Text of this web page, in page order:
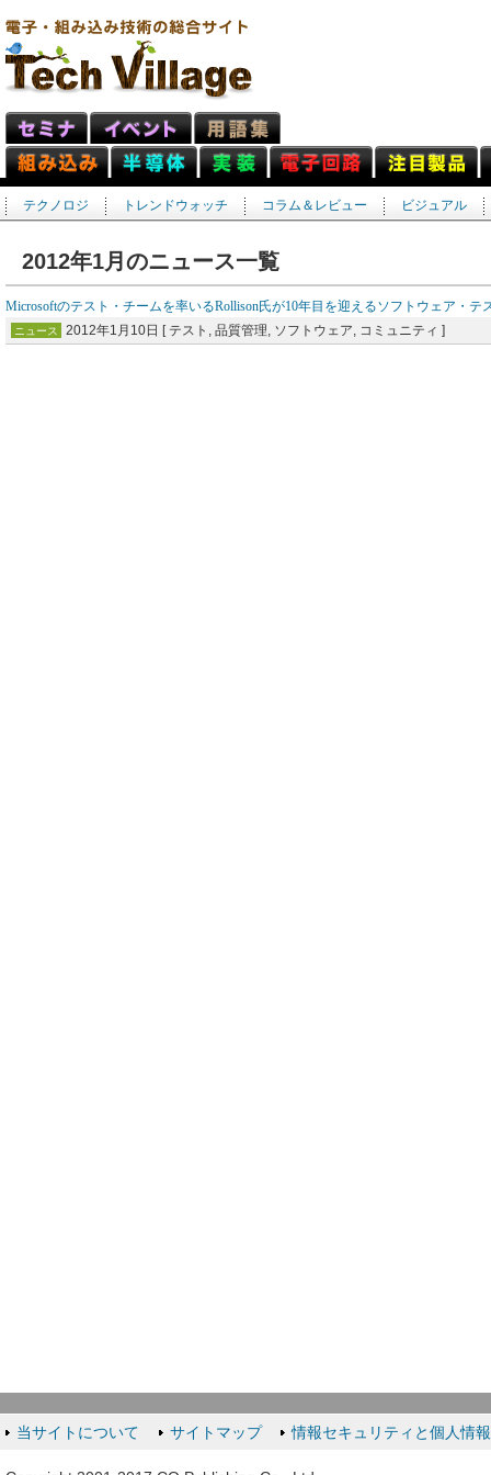
テクノロジ トレンドウォッチ コラム＆レビュー ビジュアル
2012年1月のニュース一覧
Microsoftのテスト・チームを率いるRollison氏が10年目を迎えるソフトウェア・テ
ニュース 2012年1月10日 [ テスト, 品質管理, ソフトウェア, コミュニティ ]
当サイトについて サイトマップ 情報セキュリティと個人情